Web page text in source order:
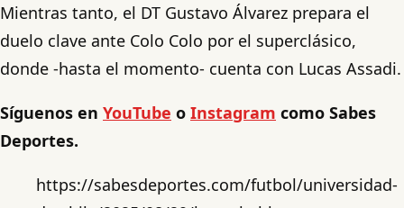
Mientras tanto, el DT Gustavo Álvarez prepara el
duelo clave ante Colo Colo por el superclásico,
donde -hasta el momento- cuenta con Lucas Assadi.
Síguenos en YouTube o Instagram como Sabes
Deportes.
https://sabesdeportes.com/futbol/universidad-